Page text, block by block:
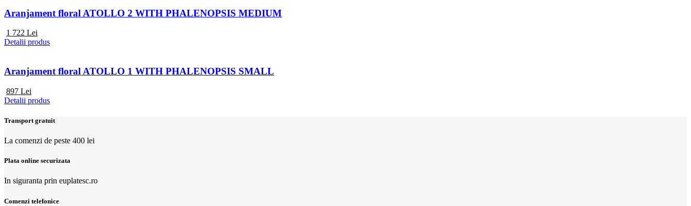
Aranjament floral ATOLLO 2 WITH PHALENOPSIS MEDIUM
1 722 Lei
Detalii produs
Aranjament floral ATOLLO 1 WITH PHALENOPSIS SMALL
897 Lei
Detalii produs
Transport gratuit
La comenzi de peste 400 lei
Plata online securizata
In siguranta prin euplatesc.ro
Comenzi telefonice